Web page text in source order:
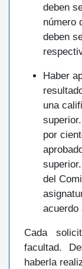
deben
número
deben
Haber
una
por
del
acuerdo
Cada
facultad.
haberla